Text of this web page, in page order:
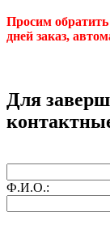
Просим
дней заказ,
Для
Ф.И.О.: